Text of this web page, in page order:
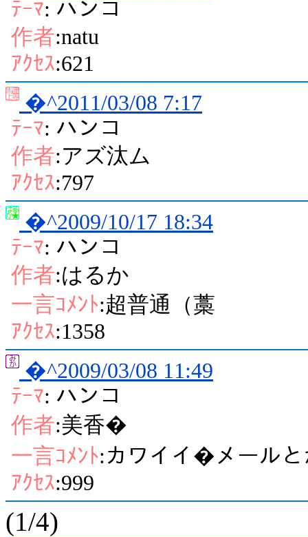
ﾃｰﾏ: ハンコ
作者:natu
ｱｸｾｽ:621
�^2011/03/08 7:17
ﾃｰﾏ: ハンコ
作者:アズ汰ム
ｱｸｾｽ:797
�^2009/10/17 18:34
ﾃｰﾏ: ハンコ
作者:はるか
一言ｺﾒﾝﾄ:超普通（藁
ｱｸｾｽ:1358
�^2009/03/08 11:49
ﾃｰﾏ: ハンコ
作者:美香�
一言ｺﾒﾝﾄ:カワイイ�メール
ｱｸｾｽ:999
(1/4)